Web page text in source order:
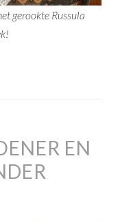
gerookte Russula
EN